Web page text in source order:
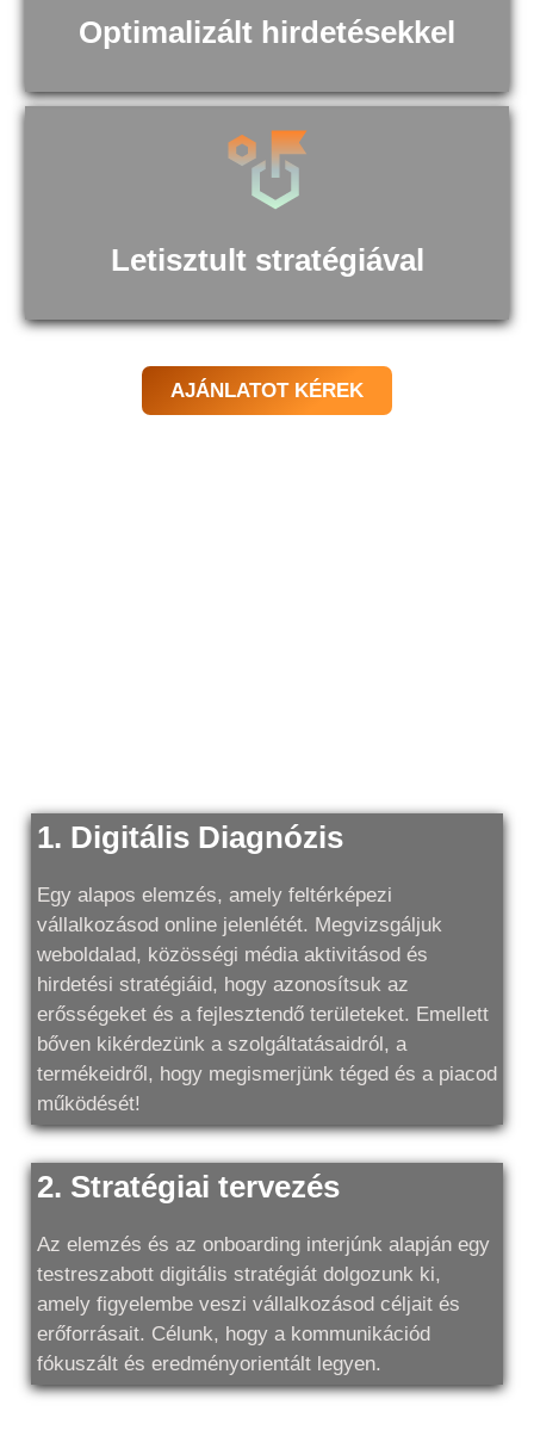
Optimalizált hirdetésekkel
Letisztult stratégiával
AJÁNLATOT KÉREK
1. Digitális Diagnózis
Egy alapos elemzés, amely feltérképezi
vállalkozásod online jelenlétét. Megvizsgáljuk
weboldalad, közösségi média aktivitásod és
hirdetési stratégiáid, hogy azonosítsuk az
erősségeket és a fejlesztendő területeket. Emellett
bőven kikérdezünk a szolgáltatásaidról, a
termékeidről, hogy megismerjünk téged és a piacod
működését!
2. Stratégiai tervezés
Az elemzés és az onboarding interjúnk alapján egy
testreszabott digitális stratégiát dolgozunk ki,
amely figyelembe veszi vállalkozásod céljait és
erőforrásait. Célunk, hogy a kommunikációd
fókuszált és eredményorientált legyen.